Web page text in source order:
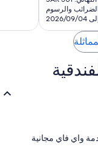
هو
SAR
340
والرسوم
واي فاي مجانية